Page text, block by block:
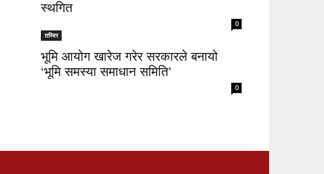
स्थगित
0
तस्विर
भूमि आयोग खारेज गरेर सरकारले बनायो
‘भूमि समस्या समाधान समिति’
0